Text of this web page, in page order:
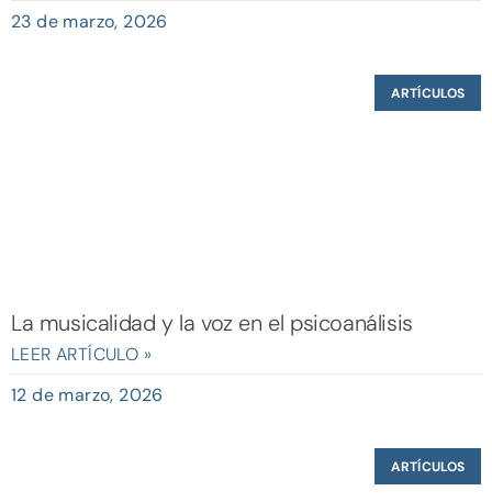
23 de marzo, 2026
ARTÍCULOS
La musicalidad y la voz en el psicoanálisis
LEER ARTÍCULO »
12 de marzo, 2026
ARTÍCULOS